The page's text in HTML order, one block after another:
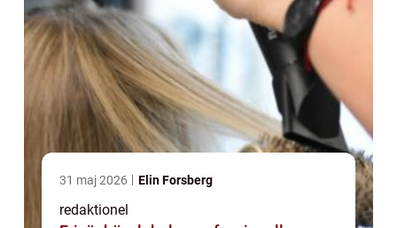
31 maj 2026 Elin Forsberg
redaktionel